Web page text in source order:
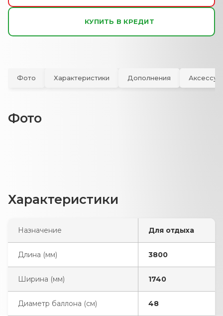
КУПИТЬ В КРЕДИТ
Фото Характеристики Дополнения
Фото
Характеристики
Назначение Для отдыха
Длина (мм) 3800
Ширина (мм) 1740
Диаметр баллона (см) 48